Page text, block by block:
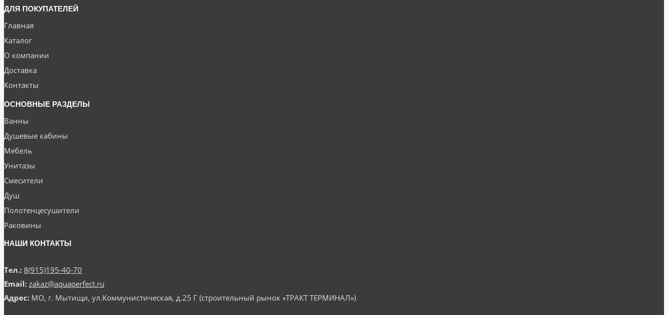
ДЛЯ ПОКУПАТЕЛЕЙ
Главная
Каталог
О компании
Доставка
Контакты
ОСНОВНЫЕ РАЗДЕЛЫ
Ванны
Душевые кабины
Мебель
Унитазы
Смесители
Душ
Полотенцесушители
Раковины
НАШИ КОНТАКТЫ
Тел.: 8(915)195-40-70
Email: zakaz@aquaperfect.ru
Адрес: МО, г. Мытищи, ул.Коммунистическая, д.25 Г (строительный рынок «ТРАКТ ТЕРМИНАЛ»)